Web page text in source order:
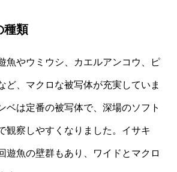
種類
魚やウミウシ、カエルアンコウ、ピ
ど、マクロな被写体が充実していま
ベは定番の被写体で、深場のソフト
観察しやすくなりました。イサキ
遊魚の壁群もあり、ワイドとマクロ